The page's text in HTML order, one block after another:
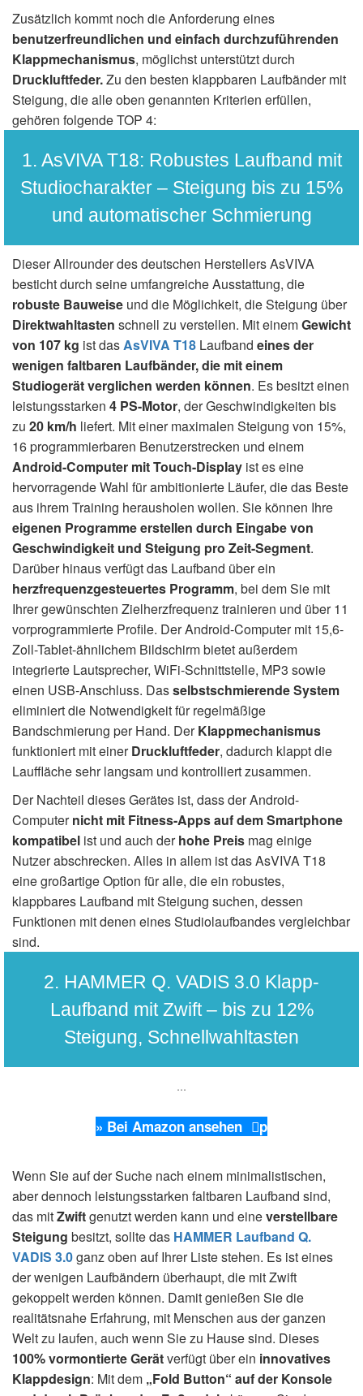
Zusätzlich kommt noch die Anforderung eines
benutzerfreundlichen und einfach durchzuführenden
Klappmechanismus, möglichst unterstützt durch
Druckluftfeder.Zu den besten klappbaren Laufbänder mit
Steigung, die alle oben genannten Kriterien erfüllen,
gehören folgende TOP 4:
1. AsVIVA T18: Robustes Laufband mit
Studiocharakter – Steigung bis zu 15%
und automatischer Schmierung
Dieser Allrounder des deutschen Herstellers AsVIVA
besticht durch seine umfangreiche Ausstattung, die
robuste Bauweise und die Möglichkeit, die Steigung über
Direktwahltasten schnell zu verstellen. Mit einemGewicht
von 107 kg ist dasAsVIVA T18 Laufband eines der
wenigen faltbaren Laufbänder, die mit einem
Studiogerät verglichen werden können. Es besitzt einen
leistungsstarken 4 PS-Motor, der Geschwindigkeiten bis
zu 20 km/h liefert. Mit einer maximalen Steigung von 15%,
16 programmierbaren Benutzerstrecken und einem
Android-Computer mitTouch-Display ist es eine
hervorragende Wahl für ambitionierte Läufer, die das Beste
aus ihrem Training herausholen wollen. Sie können Ihre
eigenen Programme erstellen durch Eingabe von
Geschwindigkeit und Steigung pro Zeit-Segment.
Darüber hinaus verfügt das Laufband über ein
herzfrequenzgesteuertes Programm, bei dem Sie mit
Ihrer gewünschten Zielherzfrequenz trainieren und über 11
vorprogrammierte Profile. Der Android-Computer mit 15,6-
Zoll-Tablet-ähnlichem Bildschirm bietet außerdem
integrierte Lautsprecher, WiFi-Schnittstelle, MP3 sowie
einen USB-Anschluss. Dasselbstschmierende System
eliminiert die Notwendigkeit für regelmäßige
Bandschmierung per Hand. DerKlappmechanismus
funktioniert mit einerDruckluftfeder, dadurch klappt die
Lauffläche sehr langsam und kontrolliert zusammen.
Der Nachteil dieses Gerätes ist, dass der Android-
Computernicht mit Fitness-Apps auf dem Smartphone
kompatibel ist und auch derhohe Preis mag einige
Nutzer abschrecken. Alles in allem ist das AsVIVA T18
eine großartige Option für alle, die ein robustes,
klappbares Laufband mit Steigung suchen, dessen
Funktionen mit denen eines Studiolaufbandes vergleichbar
sind.
2. HAMMER Q. VADIS 3.0 Klapp-
Laufband mit Zwift – bis zu 12%
Steigung, Schnellwahltasten
...
» Bei Amazon ansehen p
Wenn Sie auf der Suche nach einem minimalistischen,
aber dennoch leistungsstarken faltbaren Laufband sind,
das mitZwiftgenutzt werden kann und eineverstellbare
Steigung besitzt, sollte das HAMMER Laufband Q.
VADIS 3.0ganz oben auf Ihrer Liste stehen. Es ist eines
der wenigen Laufbändern überhaupt, die mit Zwift
gekoppelt werden können. Damit genießen Sie die
realitätsnahe Erfahrung, mit Menschen aus der ganzen
Welt zu laufen, auch wenn Sie zu Hause sind. Dieses
100% vormontierte Gerätverfügt über ein innovatives
Klappdesign: Mit dem „Fold Button“ auf der Konsole